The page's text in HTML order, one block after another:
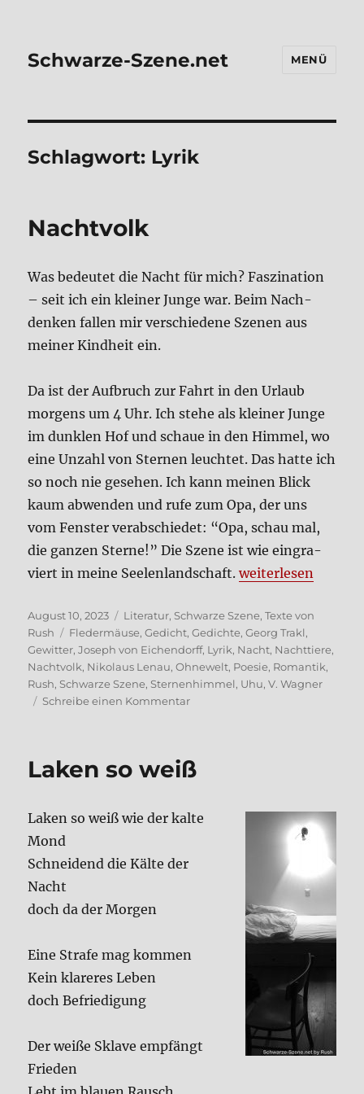
Schwarze-Szene.net MENÜ
Schlagwort: Lyrik
Nacht­volk
Was bedeu­tet die Nacht für mich? Fas­zi­na­ti­on
– seit ich ein klei­ner Jun­ge war. Beim Nach­
den­ken fal­len mir ver­schie­de­ne Sze­nen aus
mei­ner Kind­heit ein.
Da ist der Auf­bruch zur Fahrt in den Urlaub
mor­gens um 4 Uhr. Ich ste­he als klei­ner Jun­ge
im dunk­len Hof und schaue in den Him­mel, wo
eine Unzahl von Ster­nen leuch­tet. Das hat­te ich
so noch nie gese­hen. Ich kann mei­nen Blick
kaum abwen­den und rufe zum Opa, der uns
vom Fen­ster ver­ab­schie­det: “Opa, schau mal,
die gan­zen Ster­ne!” Die Sze­ne ist wie ein­gra­
viert in mei­ne See­len­land­schaft.„Nacht­volk“
wei­ter­le­sen
Veröffentlicht
am
August 10, 2023 Kategorien
Literatur, Schwarze Szene,Texte von
Rush
Schlagwörter
Fledermäuse,Gedicht,Gedichte,Georg Trakl,
Gewitter,Joseph von Eichendorff, Lyrik, Nacht, Nachttiere,
Nachtvolk, Nikolaus Lenau,Ohnewelt, Poesie, Romantik,
Rush, Schwarze Szene, Sternenhimmel, Uhu,V. Wagner
Schreibe einen Kommentarzu
Laken so weiß
Laken so weiß wie der kal­te
Mond
Schnei­dend die Käl­te der
Nacht
doch da der Mor­gen
Eine Stra­fe mag kom­men
Kein kla­re­res Leben
doch Befrie­di­gung
Der wei­ße Skla­ve emp­fängt
Frie­den